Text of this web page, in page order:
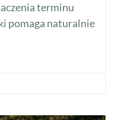
terminu
pomaga naturalnie